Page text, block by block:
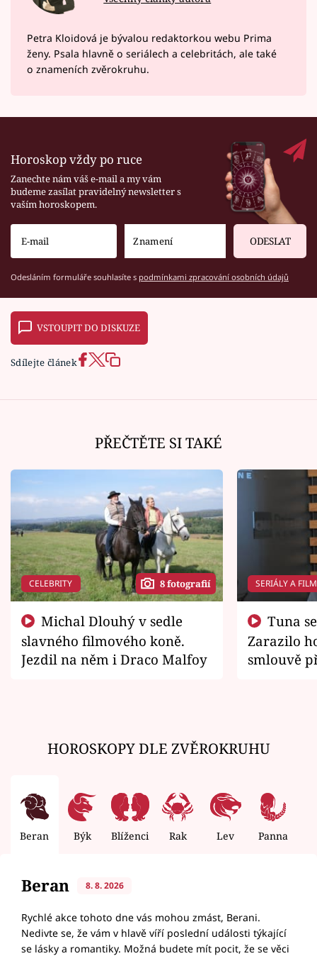
Petra Kloidová je bývalou redaktorkou webu Prima
ženy. Psala hlavně o seriálech a celebritách, ale také
o znameních zvěrokruhu.
Horoskop vždy po ruce
Zanechte nám váš e-mail a my vám
budeme zasílat pravidelný newsletter s
vaším horoskopem.
ODESLAT
Odesláním formuláře souhlasíte s podmínkami zpracování osobních údajů
VSTOUPIT DO DISKUZE
Sdílejte článek
PŘEČTĚTE SI TAKÉ
CELEBRITY 8 fotografií
slavného filmového koně.
Jezdil na něm i Draco Malfoy
SERIÁLY A
Zarazilo
smlouvě
HOROSKOPY DLE ZVĚROKRUHU
Beran Býk Blíženci Rak Lev Panna
Beran 8. 8. 2026
Rychlé akce tohoto dne vás mohou zmást, Berani.
Nedivte se, že vám v hlavě víří poslední události týkající
se lásky a romantiky. Možná budete mít pocit, že se věci